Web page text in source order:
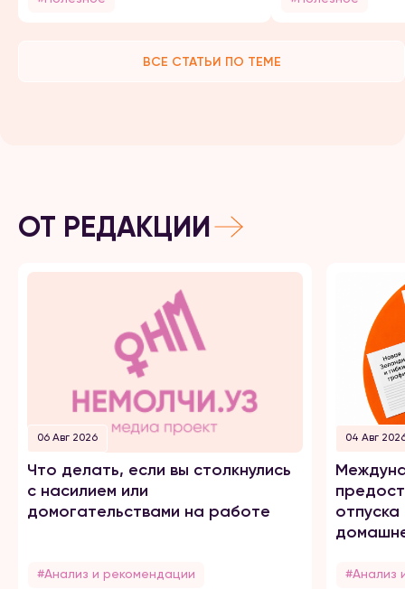
ВСЕ СТАТЬИ ПО ТЕМЕ
ОТ РЕДАКЦИИ
06 Авг 2026
Что делать, если вы столкнулись
с насилием или
домогательствами на работе
#Анализ и рекомендации
04 Авг
#Анализ